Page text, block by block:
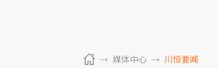
媒体中心 川恒要闻